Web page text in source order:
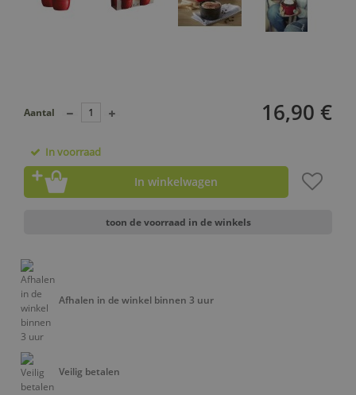
16,90 €
Aantal
In voorraad
In winkelwagen
toon de voorraad in de winkels
Afhalen in de winkel binnen 3 uur
Veilig betalen